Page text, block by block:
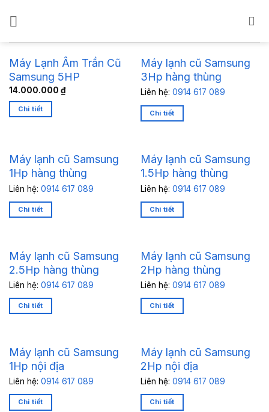
Máy Lạnh Âm Trần Cũ
Samsung 5HP
14.000.000 ₫
Chi tiết
Máy lạnh cũ Samsung
3Hp hàng thùng
Liên hệ: 0914 617 089
Chi tiết
Máy lạnh cũ Samsung
1Hp hàng thùng
Liên hệ: 0914 617 089
Chi tiết
Máy lạnh cũ Samsung
1.5Hp hàng thùng
Liên hệ: 0914 617 089
Chi tiết
Máy lạnh cũ Samsung
2.5Hp hàng thùng
Liên hệ: 0914 617 089
Chi tiết
Máy lạnh cũ Samsung
2Hp hàng thùng
Liên hệ: 0914 617 089
Chi tiết
Máy lạnh cũ Samsung
1Hp nội địa
Liên hệ: 0914 617 089
Chi tiết
Máy lạnh cũ Samsung
2Hp nội địa
Liên hệ: 0914 617 089
Chi tiết